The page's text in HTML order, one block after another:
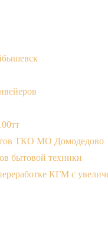
ТКО МО Домодедово
бытовой техники
КГМ с